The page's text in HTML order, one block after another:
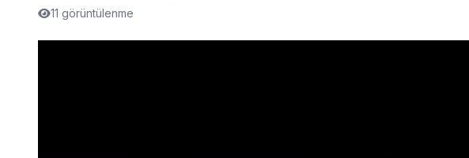
11 görüntülenme